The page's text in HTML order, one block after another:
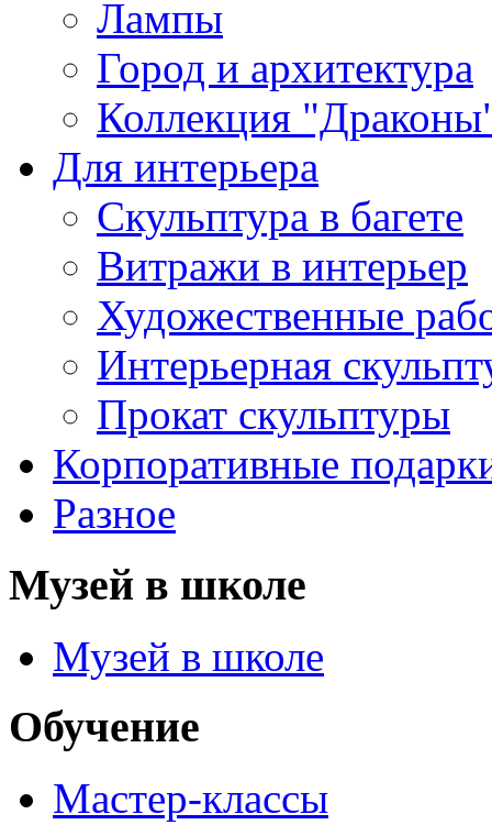
Лампы
Город и архитектура
Коллекция
Для интерьера
Скульптура в багете
Витражи в интерьер
Художественные
Интерьерная
Прокат скульптуры
Корпоративные
Разное
Музей в школе
Музей в школе
Обучение
Мастер-классы